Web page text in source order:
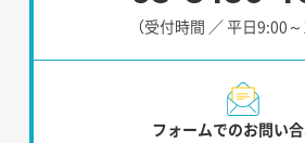
（受付時間 ／ 平日9:00～
フォームでのお問い